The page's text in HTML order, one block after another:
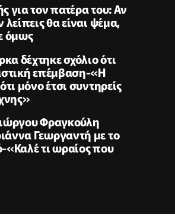
για τον πατέρα του: Αν
θα είναι ψέμα,
όμως
δέχτηκε σχόλιο ότι
επέμβαση-«Η
μόνο έτσι συντηρείς
Φραγκούλη
Γεωργαντή με το
«Καλέ τι ωραίος που